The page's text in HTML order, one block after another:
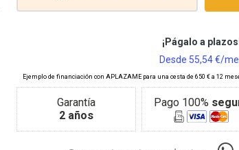
Garantía
2 años
Pago 100%